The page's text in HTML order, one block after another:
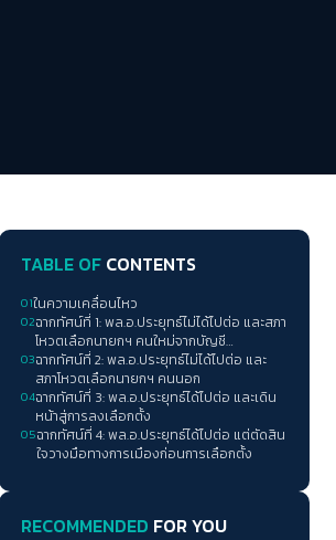
TABLE OF CONTENTS
01ในความเคลื่อนไหว
02ฉากทัศน์ที่ 1: พล.อ.ประยุทธ์ไม่ได้ไปต่อ และสภา
โหวตเลือกนายกฯ คนใหม่จากบัญชี
พรรคการเมือง
03ฉากทัศน์ที่ 2: พล.อ.ประยุทธ์ไม่ได้ไปต่อ และ
สภาโหวตเลือกนายกฯ คนนอก
04ฉากทัศน์ที่ 3: พล.อ.ประยุทธ์ได้ไปต่อ และเดิน
หน้าสู่การลงเลือกตั้ง
05ฉากทัศน์ที่ 4: พล.อ.ประยุทธ์ได้ไปต่อ แต่ตัดสิน
ใจวางมือทางการเมืองก่อนการเลือกตั้ง
RECOMMENDED FOR YOU